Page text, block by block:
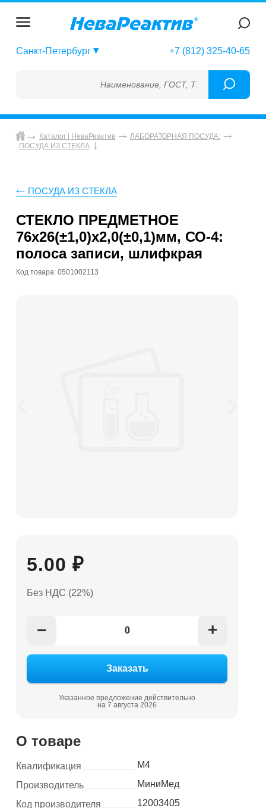
Санкт-Петербург +7 (812) 325-40-65
Наименование, ГОСТ, ТУ, ГСО, МСО, ОСО,
Каталог | НеваРеактив
ЛАБОРАТОРНАЯ ПОСУДА:
ПОСУДА ИЗ СТЕКЛА
ПОСУДА ИЗ СТЕКЛА
СТЕКЛО ПРЕДМЕТНОЕ
76х26(±1,0)х2,0(±0,1)мм, СО-4:
полоса записи, шлифкрая
Код товара: 0501002113
5.00 ₽
Без НДС (22%)
− +
Указанное предложение действительно
на 7 августа 2026
О товаре
Квалификация
М4
Производитель
МиниМед
Код производителя
12003405